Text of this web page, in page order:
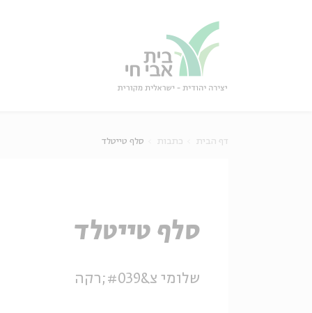
דף הבית כתבות סלף טייטלד
סלף טייטלד
שלומי צ&#039;רקה